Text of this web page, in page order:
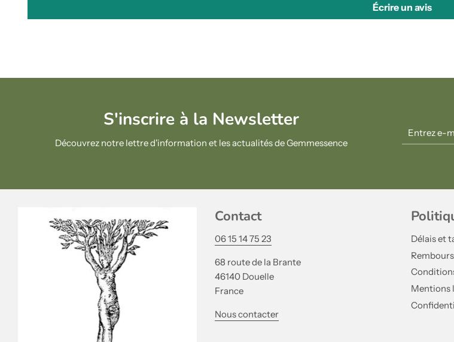
Écrire un avis
S'inscrire à la Newsletter
Découvrez notre lettre d'information et les actualités de Gemmessence
Contact
06 15 14 75 23
68 route de la Brante
46140 Douelle
France
Nous contacter
Délais et
Mentions